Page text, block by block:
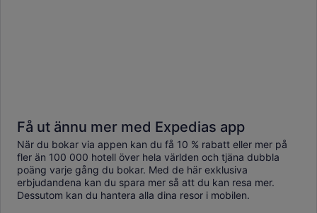
Få ut ännu mer med Expedias app
När du bokar via appen kan du få 10 % rabatt eller mer på
fler än 100 000 hotell över hela världen och tjäna dubbla
poäng varje gång du bokar. Med de här exklusiva
erbjudandena kan du spara mer så att du kan resa mer.
Dessutom kan du hantera alla dina resor i mobilen.